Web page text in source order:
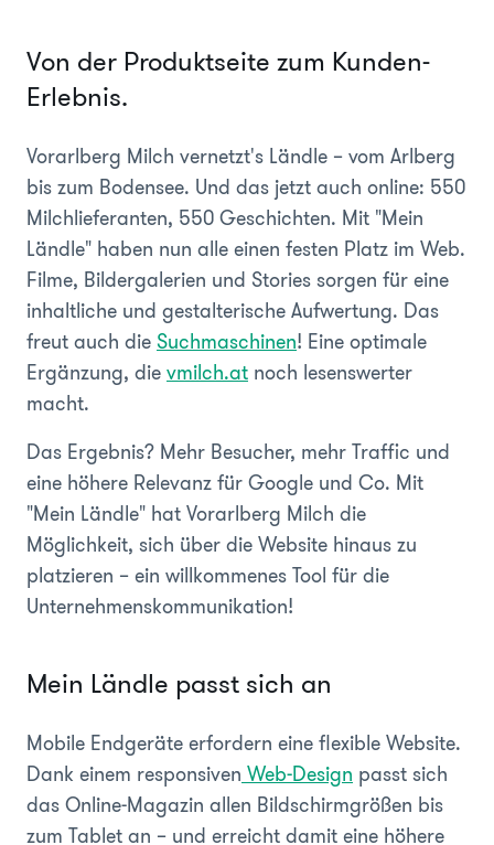
Von der Produktseite zum Kunden-
Erlebnis.
Vorarlberg Milch vernetzt's Ländle – vom Arlberg
bis zum Bodensee. Und das jetzt auch online: 550
Milchlieferanten, 550 Geschichten. Mit "Mein
Ländle" haben nun alle einen festen Platz im Web.
Filme, Bildergalerien und Stories sorgen für eine
inhaltliche und gestalterische Aufwertung. Das
freut auch die Suchmaschinen! Eine optimale
Ergänzung, dievmilch.at noch lesenswerter
macht.
Das Ergebnis? Mehr Besucher, mehr Traffic und
eine höhere Relevanz für Google und Co. Mit
"Mein Ländle" hat Vorarlberg Milch die
Möglichkeit, sich über die Website hinaus zu
platzieren – ein willkommenes Tool für die
Unternehmenskommunikation!
Mein Ländle passt sich an
Mobile Endgeräte erfordern eine flexible Website.
Dank einem responsiven Web-Design passt sich
das Online-Magazin allen Bildschirmgrößen bis
zum Tablet an – und erreicht damit eine höhere